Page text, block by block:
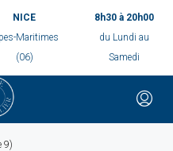
NICE
Maritimes
(06)
8h30 à 20h00
du Lundi au
Samedi
9)